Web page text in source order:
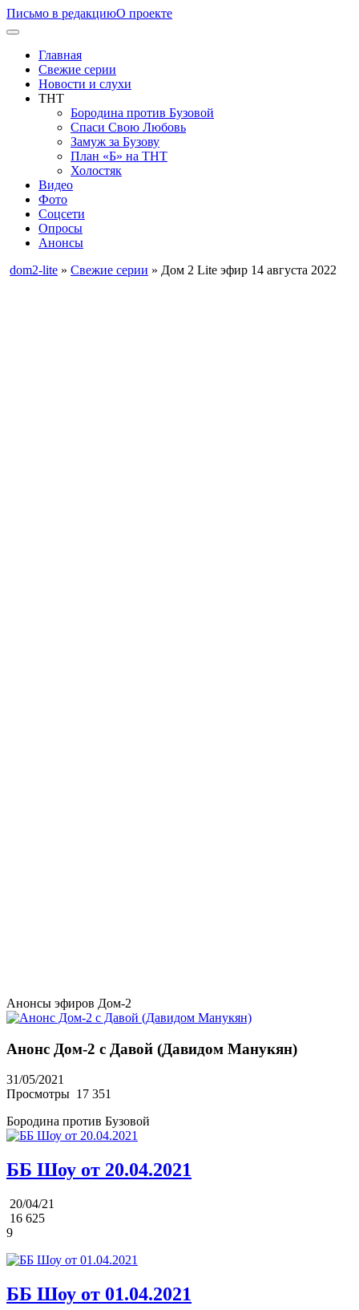
Письмо в редакциюО проекте
Главная
Свежие серии
Новости и слухи
ТНТ
Бородина против Бузовой
Спаси Свою Любовь
Замуж за Бузову
План «Б» на ТНТ
Холостяк
Видео
Фото
Соцсети
Опросы
Анонсы
dom2-lite » Свежие серии » Дом 2 Lite эфир 14 августа 2022
Анонсы эфиров Дом-2
Анонс Дом-2 с Давой (Давидом Манукян)
31/05/2021
Просмотры 17 351
Бородина против Бузовой
ББ Шоу от 20.04.2021
20/04/21
16 625
9
ББ Шоу от 01.04.2021